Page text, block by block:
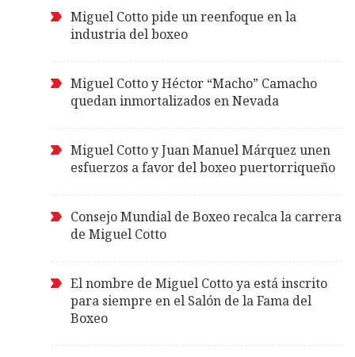
Miguel Cotto pide un reenfoque en la
industria del boxeo
Miguel Cotto y Héctor “Macho” Camacho
quedan inmortalizados en Nevada
Miguel Cotto y Juan Manuel Márquez unen
esfuerzos a favor del boxeo puertorriqueño
Consejo Mundial de Boxeo recalca la carrera
de Miguel Cotto
El nombre de Miguel Cotto ya está inscrito
para siempre en el Salón de la Fama del
Boxeo